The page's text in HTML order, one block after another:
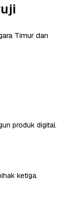
Timur dan
produk digital.
ketiga.